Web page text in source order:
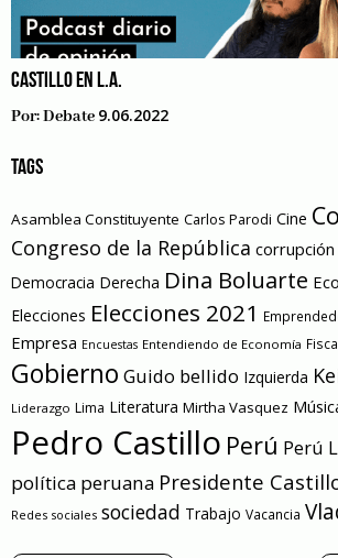
CASTILLO EN L.A.
Por:Debate 9.06.2022
TAGS
Asamblea Constituyente Carlos Parodi Cine
Congreso de la República corrupción
Democracia Derecha Dina Boluarte
Elecciones Elecciones 2021
Empresa Encuestas Entendiendo de Economía
Gobierno Guido bellido Izquierda
Liderazgo Lima Literatura Mirtha Vasquez
Pedro Castillo Perú Perú
política peruana Presidente
Redes sociales sociedad Trabajo Vacancia